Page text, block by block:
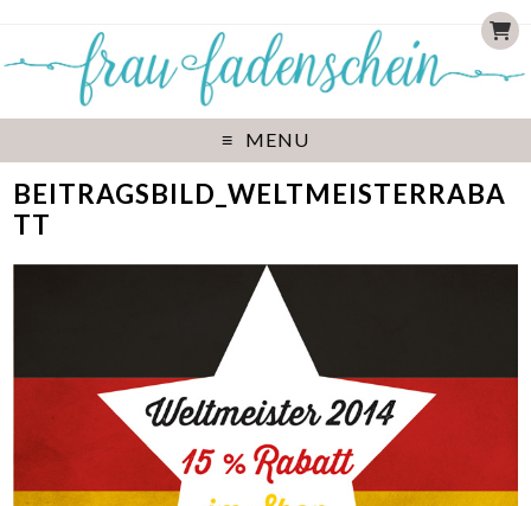
MENU
BEITRAGSBILD_WELTMEISTERRABA
TT